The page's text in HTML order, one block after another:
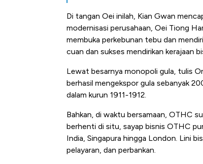
Di tangan Oei inilah, Kian Gwan
modernisasi perusahaan, Oei Tiong
membuka perkebunan tebu dan
cuan dan sukses mendirikan kerajaan
Lewat besarnya monopoli gula, tulis
berhasil mengekspor gula sebanyak
dalam kurun 1911-1912.
Bahkan, di waktu bersamaan, OTHC
berhenti di situ, sayap bisnis OTHC
India, Singapura hingga London. Lini
pelayaran, dan perbankan.